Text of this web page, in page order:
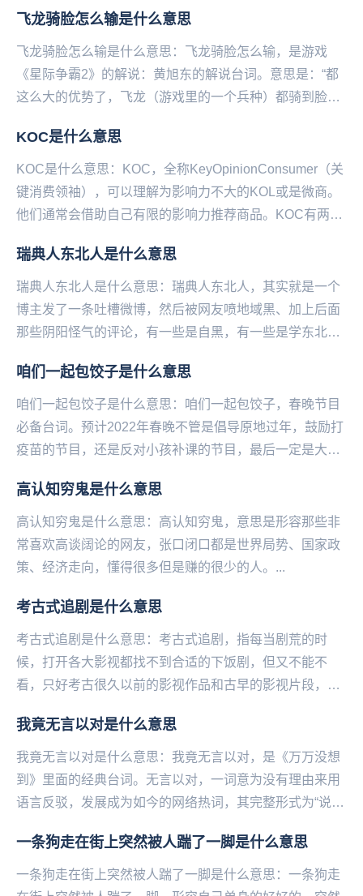
飞龙骑脸怎么输是什么意思
飞龙骑脸怎么输是什么意思：飞龙骑脸怎么输，是游戏
《星际争霸2》的解说：黄旭东的解说台词。意思是：“都
这么大的优势了，飞龙（游戏里的一个兵种）都骑到脸上
KOC是什么意思
KOC是什么意思：KOC，全称KeyOpinionConsumer（关
键消费领袖），可以理解为影响力不大的KOL或是微商。
他们通常会借助自己有限的影响力推荐商品。KOC有两大
瑞典人东北人是什么意思
瑞典人东北人是什么意思：瑞典人东北人，其实就是一个
博主发了一条吐槽微博，然后被网友喷地域黑、加上后面
那些阴阳怪气的评论，有一些是自黑，有一些是学东北人
说...
咱们一起包饺子是什么意思
咱们一起包饺子是什么意思：咱们一起包饺子，春‌‌‌‌‌‌‌‌‌‌‌‌‌晚节目
必备台词。预计2022年春晚不管是倡导原地过年，鼓励打
疫苗的节目，还是反对小孩补课的节目，最后一定是大家
高认知穷鬼是什么意思
高认知穷鬼是什么意思：高认知穷鬼，意思是形容那些非
常喜欢高谈阔论的网友，张口闭口都是世界局势、国家政
策、经济走向，懂得很多但是赚的很少的人。...
考古式追剧是什么意思
考古式追剧是什么意思：考古式追剧，指每当剧荒的时
候，打开各大影视都找不到合适的下饭剧，但又不能不
看，只好考古很久以前的影视作品和古早的影视片段，然
声。—...
我竟无言以对是什么意思
我竟无言以对是什么意思：我竟无言以对，是《万万没想
到》里面的经典台词。无言以对，一词意为没有理由来用
语言反驳，发展成为如今的网络热词，其完整形式为“说得
一条狗走在街上突然被人踹了一脚是什么意思
一条狗走在街上突然被人踹了一脚是什么意思：一条狗走